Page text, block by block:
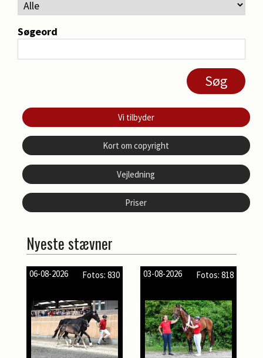
Søgeord
Vi tilbyder
Kort om copyright
Vejledning
Priser
Nyeste stævner
06-08-2026 Fotos: 830 03-08-2026 Fotos: 818